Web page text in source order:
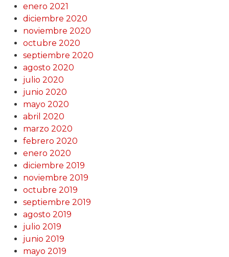
enero 2021
diciembre 2020
noviembre 2020
octubre 2020
septiembre 2020
agosto 2020
julio 2020
junio 2020
mayo 2020
abril 2020
marzo 2020
febrero 2020
enero 2020
diciembre 2019
noviembre 2019
octubre 2019
septiembre 2019
agosto 2019
julio 2019
junio 2019
mayo 2019